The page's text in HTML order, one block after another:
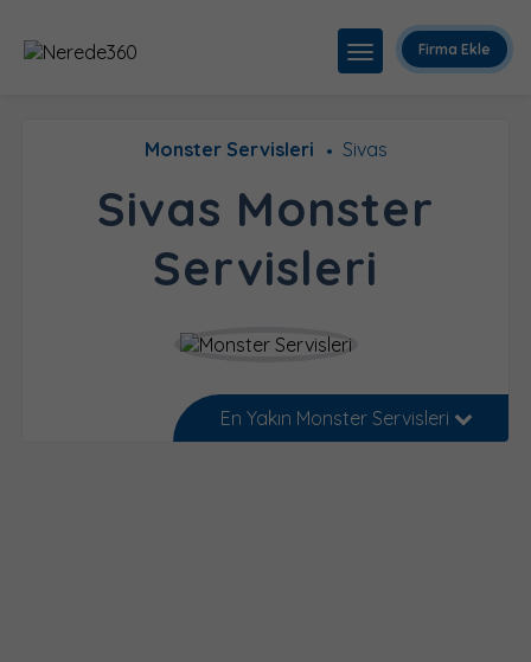
Firma Ekle
Monster Servisleri Sivas
Sivas Monster
Servisleri
En Yakın Monster Servisleri